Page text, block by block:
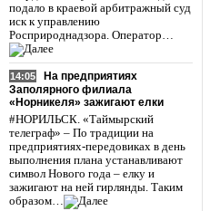
подало в краевой арбитражный суд
иск к управлению
Росприроднадзора. Оператор…
14:05
На предприятиях
Заполярного филиала
«Норникеля» зажигают елки
#НОРИЛЬСК. «Таймырский
телеграф» – По традиции на
предприятиях-передовиках в день
выполнения плана устанавливают
символ Нового года – елку и
зажигают на ней гирлянды. Таким
образом…